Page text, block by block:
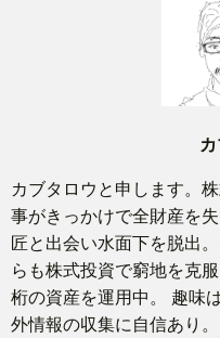
カブタロウと申します。
事がきっかけで全財産を
匠と出会い水面下を脱出
らも株式投資で窮地を克
桁の資産を運用中。 趣味
外情報の収集に自信あり。